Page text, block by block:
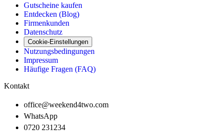
Gutscheine kaufen
Entdecken (Blog)
Firmenkunden
Datenschutz
Cookie-Einstellungen
Nutzungsbedingungen
Impressum
Häufige Fragen (FAQ)
Kontakt
office@weekend4two.com
WhatsApp
0720 231234